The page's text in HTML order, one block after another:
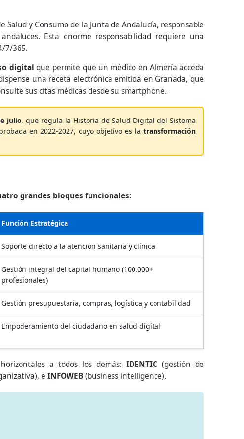
Salud y Consumo de la Junta de Andalucía, responsable
Esta enorme responsabilidad requiere una
7/365.
digital que permite que un médico en Almería acceda
una receta electrónica emitida en Granada, que
sus citas médicas desde su smartphone.
julio, que regula la Historia de Salud Digital del Sistema
en 2022-2027, cuyo objetivo es latransformación
grandes bloques funcionales:
Función Estratégica
Soporte directo a la atención sanitaria y clínica
Gestión integral del capital humano (100.000+
profesionales)
Gestión presupuestaria, compras, logística y contabilidad
Empoderamiento del ciudadano en salud digital
a todos los demás: IDENTIC (gestión de
e INFOWEB(business intelligence).